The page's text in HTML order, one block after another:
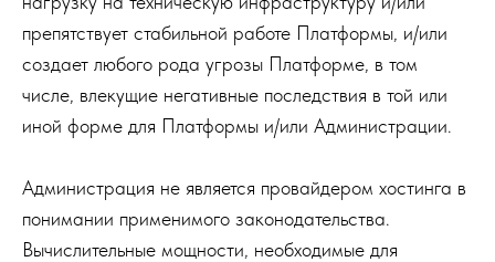
препятствует стабильной работе Платформы, и/или
создает любого рода угрозы Платформе, в том
числе, влекущие негативные последствия в той или
иной форме для Платформы и/или Администрации.
Администрация не является провайдером хостинга в
понимании применимого законодательства.
Вычислительные мощности, необходимые для